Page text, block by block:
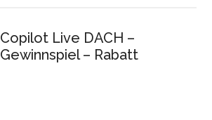
Copilot Live DACH –
Gewinnspiel – Rabatt